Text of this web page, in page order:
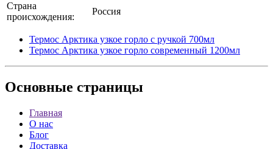
Страна
происхождения:
Россия
Термос Арктика узкое горло с ручкой 700мл
Термос Арктика узкое горло современный 1200мл
Основные страницы
Главная
О нас
Блог
Доставка